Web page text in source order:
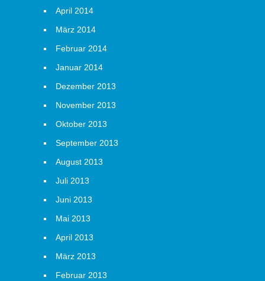
April 2014
März 2014
Februar 2014
Januar 2014
Dezember 2013
November 2013
Oktober 2013
September 2013
August 2013
Juli 2013
Juni 2013
Mai 2013
April 2013
März 2013
Februar 2013